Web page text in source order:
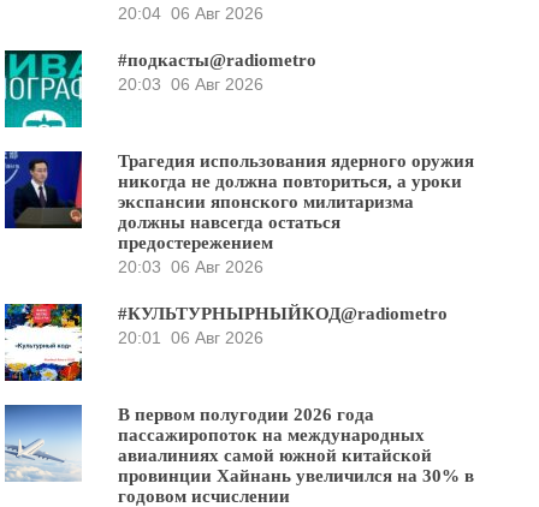
20:04 06 Авг 2026
#подкасты@radiometro
20:03 06 Авг 2026
Трагедия использования ядерного оружия
никогда не должна повториться, а уроки
экспансии японского милитаризма
должны навсегда остаться
предостережением
20:03 06 Авг 2026
#КУЛЬТУРНЫРНЫЙКОД@radiometro
20:01
06 Авг 2026
В первом полугодии 2026 года
пассажиропоток на международных
авиалиниях самой южной китайской
провинции Хайнань увеличился на 30% в
годовом исчислении